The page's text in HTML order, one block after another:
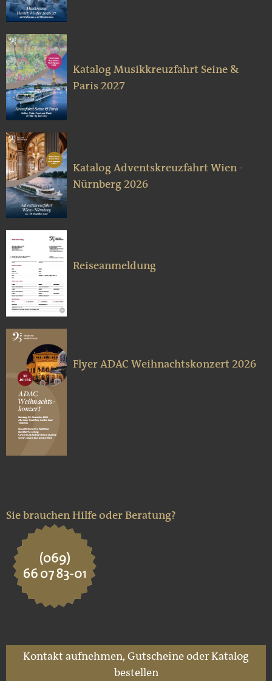
Katalog Musikkreuzfahrt Seine &
Paris 2027
Katalog Adventskreuzfahrt Wien -
Nürnberg 2026
Reiseanmeldung
Flyer ADAC Weihnachtskonzert 2026
Sie brauchen Hilfe oder Beratung?
Kontakt aufnehmen, Gutscheine oder Katalog
bestellen